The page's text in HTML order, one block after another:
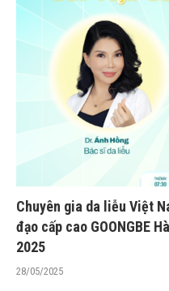
Chuyên gia da liễu Việt
đạo cấp cao GOONGBE
2025
28/05/2025